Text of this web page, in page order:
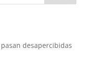
desapercibidas